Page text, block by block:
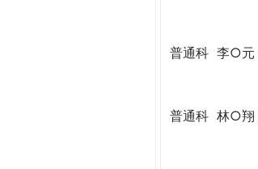
普通科 李○元
普通科 林○翔